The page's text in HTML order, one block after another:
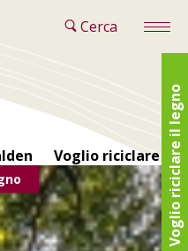
Cerca
Voglio riciclare il legno
Voglio riciclare il